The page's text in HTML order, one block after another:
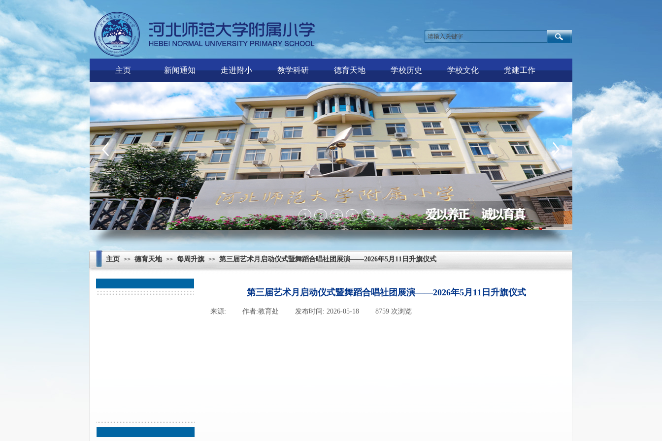
主页 新闻通知 走进附小 教学科研 德育天地 学校历史 学校文化 党建工作
主页 >> 德育天地 >> 每周升旗 >> 第三届艺术月启动仪式暨舞蹈合唱社团展演——2026年5月11日升旗仪式
第三届艺术月启动仪式暨舞蹈合唱社团展演——2026年5月11日升旗仪式
来源: 作者:教育处 发布时间: 2026-05-18 8759 次浏览